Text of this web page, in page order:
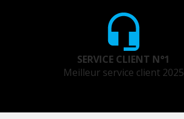
SERVICE CLIENT N°1
Meilleur service client 2025